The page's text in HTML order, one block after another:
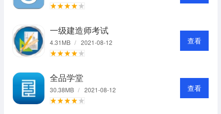
一级建造师考试
4.31MB / 2021-08-12 查看
全品学堂
30.38MB / 2021-08-12 查看